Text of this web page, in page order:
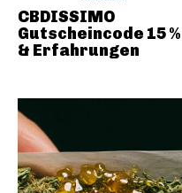
CBDISSIMO
Gutscheincode 15 %
& Erfahrungen